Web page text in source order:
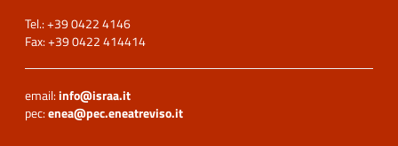
Tel.: +39 0422 4146
Fax: +39 0422 414414
email:info@israa.it
pec:enea@pec.eneatreviso.it